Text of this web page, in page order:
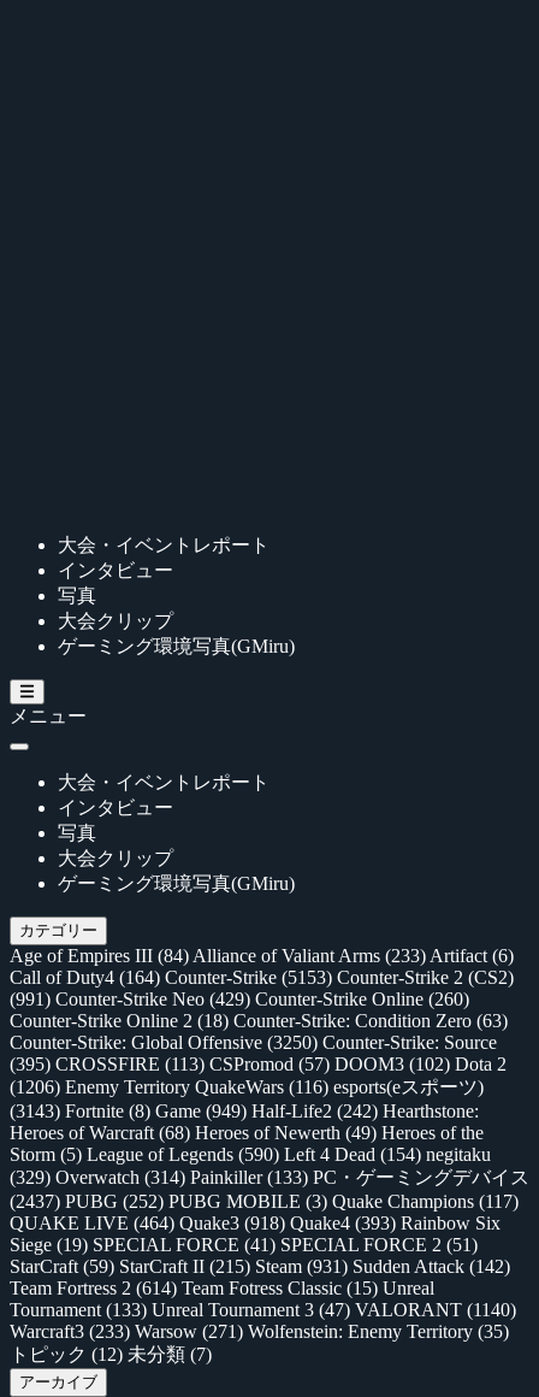
大会・イベントレポート
インタビュー
写真
大会クリップ
ゲーミング環境写真(GMiru)
メニュー
大会・イベントレポート
インタビュー
写真
大会クリップ
ゲーミング環境写真(GMiru)
カテゴリー
Age of Empires III (84) Alliance of Valiant Arms (233) Artifact (6)
Call of Duty4 (164) Counter-Strike (5153) Counter-Strike 2 (CS2)
(991) Counter-Strike Neo (429) Counter-Strike Online (260)
Counter-Strike Online 2 (18) Counter-Strike: Condition Zero (63)
Counter-Strike: Global Offensive (3250) Counter-Strike: Source
(395) CROSSFIRE (113) CSPromod (57) DOOM3 (102) Dota 2
(1206) Enemy Territory QuakeWars (116) esports(eスポーツ)
(3143) Fortnite (8) Game (949) Half-Life2 (242) Hearthstone:
Heroes of Warcraft (68) Heroes of Newerth (49) Heroes of the
Storm (5) League of Legends (590) Left 4 Dead (154) negitaku
(329) Overwatch (314) Painkiller(133) PC・ゲーミングデバイス
(2437) PUBG (252) PUBG MOBILE (3) Quake Champions (117)
QUAKE LIVE (464) Quake3 (918) Quake4 (393) Rainbow Six
Siege (19) SPECIAL FORCE (41) SPECIAL FORCE 2 (51)
StarCraft (59) StarCraft II (215) Steam (931) Sudden Attack (142)
Team Fortress 2 (614) Team Fotress Classic (15) Unreal
Tournament (133) Unreal Tournament 3 (47) VALORANT (1140)
Warcraft3 (233) Warsow (271) Wolfenstein: Enemy Territory (35)
トピック (12) 未分類 (7)
アーカイブ